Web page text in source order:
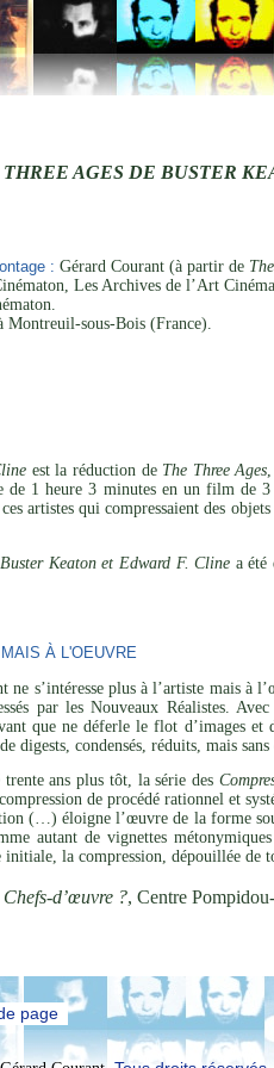
AGES DE BUSTER
: Gérard Courant (à partir de
Les Archives de l’Art
Montreuil-sous-Bois (France).
est la réduction de The Three Ages
de 1 heure 3 minutes en un film de
artistes qui compressaient des objets
Keaton et Edward F. Cline a été
À L'OEUVRE
ne s’intéresse plus à l’artiste mais
par les Nouveaux Réalistes.
que ne déferle le flot d’images
condensés, réduits, mais sans
ans plus tôt, la série des
de procédé rationnel et
(…) éloigne l’œuvre de la forme
autant de vignettes
la compression, dépouillée de
Chefs-d’œuvre ?, Centre
page